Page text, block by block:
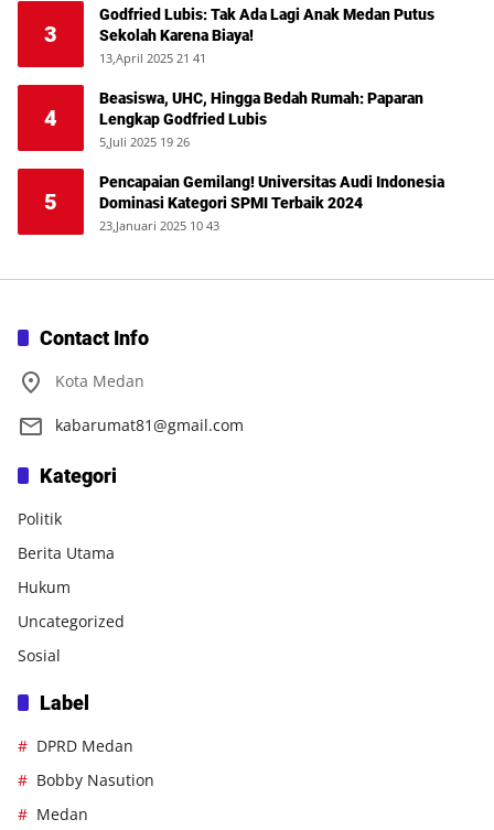
3
Godfried Lubis: Tak Ada Lagi Anak Medan Putus
Sekolah Karena Biaya!
13,April 2025 21 41
4
Beasiswa, UHC, Hingga Bedah Rumah: Paparan
Lengkap Godfried Lubis
5,Juli 2025 19 26
5
Pencapaian Gemilang! Universitas Audi Indonesia
Dominasi Kategori SPMI Terbaik 2024
23,Januari 2025 10 43
Contact Info
Kota Medan
kabarumat81@gmail.com
Kategori
Politik
Berita Utama
Hukum
Uncategorized
Sosial
Label
DPRD Medan
Bobby Nasution
Medan